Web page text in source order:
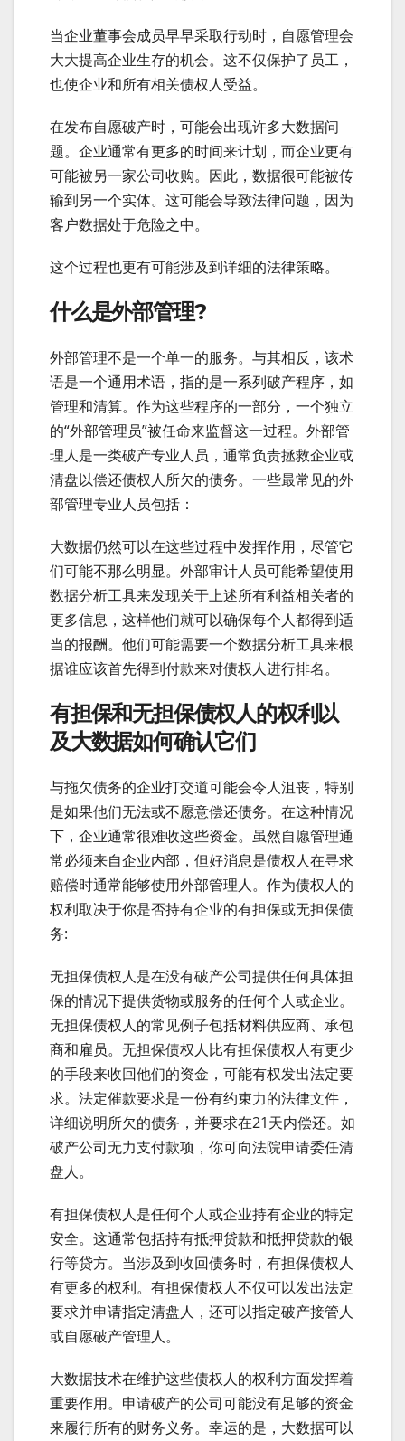
当企业董事会成员早早采取行动时，自愿管理会
大大提高企业生存的机会。这不仅保护了员工，
也使企业和所有相关债权人受益。
在发布自愿破产时，可能会出现许多大数据问
题。企业通常有更多的时间来计划，而企业更有
可能被另一家公司收购。因此，数据很可能被传
输到另一个实体。这可能会导致法律问题，因为
客户数据处于危险之中。
这个过程也更有可能涉及到详细的法律策略。
什么是外部管理?
外部管理不是一个单一的服务。与其相反，该术
语是一个通用术语，指的是一系列破产程序，如
管理和清算。作为这些程序的一部分，一个独立
的“外部管理员”被任命来监督这一过程。外部管
理人是一类破产专业人员，通常负责拯救企业或
清盘以偿还债权人所欠的债务。一些最常见的外
部管理专业人员包括：
大数据仍然可以在这些过程中发挥作用，尽管它
们可能不那么明显。外部审计人员可能希望使用
数据分析工具来发现关于上述所有利益相关者的
更多信息，这样他们就可以确保每个人都得到适
当的报酬。他们可能需要一个数据分析工具来根
据谁应该首先得到付款来对债权人进行排名。
有担保和无担保债权人的权利以
及大数据如何确认它们
与拖欠债务的企业打交道可能会令人沮丧，特别
是如果他们无法或不愿意偿还债务。在这种情况
下，企业通常很难收这些资金。虽然自愿管理通
常必须来自企业内部，但好消息是债权人在寻求
赔偿时通常能够使用外部管理人。作为债权人的
权利取决于你是否持有企业的有担保或无担保债
务:
无担保债权人是在没有破产公司提供任何具体担
保的情况下提供货物或服务的任何个人或企业。
无担保债权人的常见例子包括材料供应商、承包
商和雇员。无担保债权人比有担保债权人有更少
的手段来收回他们的资金，可能有权发出法定要
求。法定催款要求是一份有约束力的法律文件，
详细说明所欠的债务，并要求在21天内偿还。如
破产公司无力支付款项，你可向法院申请委任清
盘人。
有担保债权人是任何个人或企业持有企业的特定
安全。这通常包括持有抵押贷款和抵押贷款的银
行等贷方。当涉及到收回债务时，有担保债权人
有更多的权利。有担保债权人不仅可以发出法定
要求并申请指定清盘人，还可以指定破产接管人
或自愿破产管理人。
大数据技术在维护这些债权人的权利方面发挥着
重要作用。申请破产的公司可能没有足够的资金
来履行所有的财务义务。幸运的是，大数据可以